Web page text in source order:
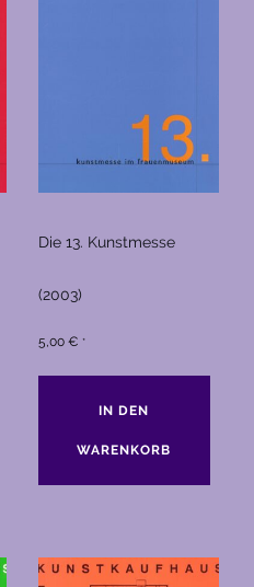
Die 13. Kunstmesse
(2003)
5,00 € *
IN DEN
WARENKORB